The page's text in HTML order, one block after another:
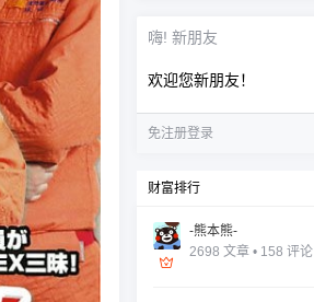
嗨! 新朋友
欢迎您新朋友！
免注册登录
财富排行
-熊本熊-
2698 文章 • 158 评论